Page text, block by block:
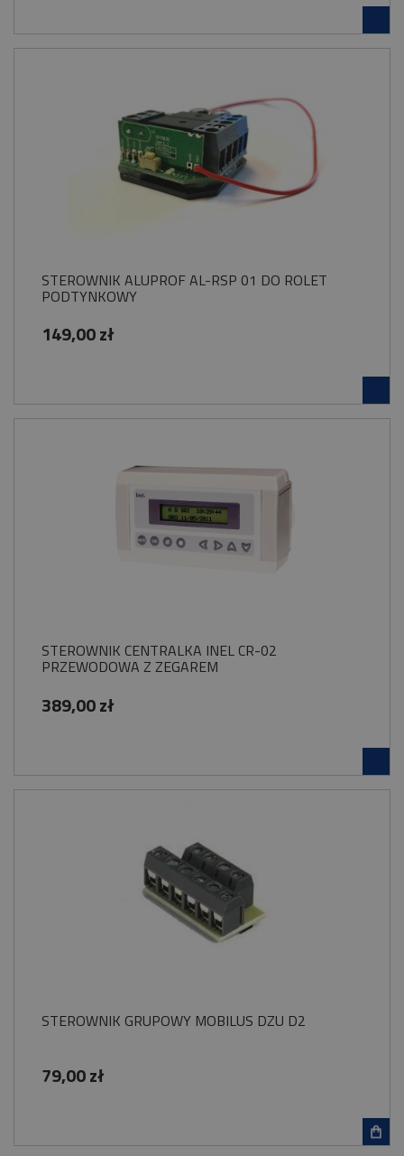
STEROWNIK ALUPROF AL-RSP 01 DO ROLET
PODTYNKOWY
149,00 zł
STEROWNIK CENTRALKA INEL CR-02
PRZEWODOWA Z ZEGAREM
389,00 zł
STEROWNIK GRUPOWY MOBILUS DZU D2
79,00 zł